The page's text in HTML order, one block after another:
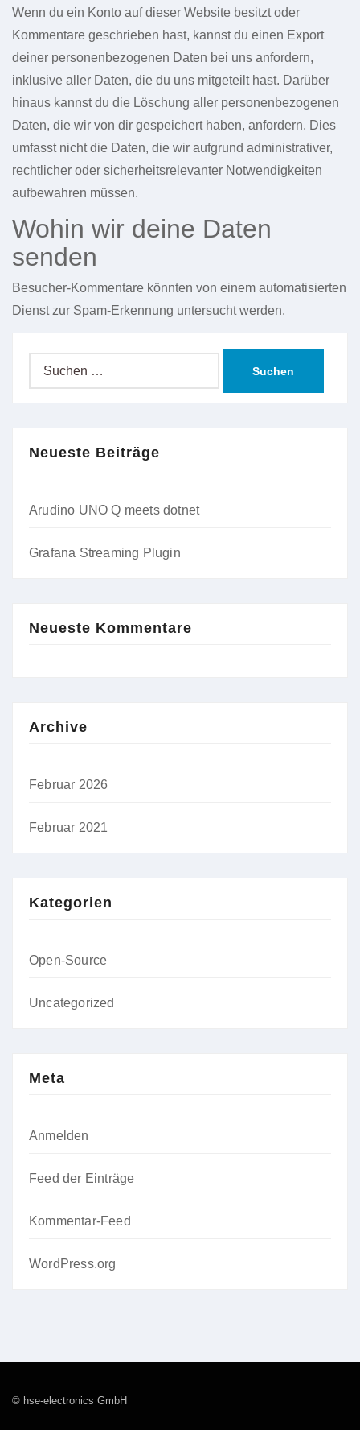
Wenn du ein Konto auf dieser Website besitzt oder
Kommentare geschrieben hast, kannst du einen Export
deiner personenbezogenen Daten bei uns anfordern,
inklusive aller Daten, die du uns mitgeteilt hast. Darüber
hinaus kannst du die Löschung aller personenbezogenen
Daten, die wir von dir gespeichert haben, anfordern. Dies
umfasst nicht die Daten, die wir aufgrund administrativer,
rechtlicher oder sicherheitsrelevanter Notwendigkeiten
aufbewahren müssen.
Wohin wir deine Daten
senden
Besucher-Kommentare könnten von einem automatisierten
Dienst zur Spam-Erkennung untersucht werden.
Suche
nach:
Neueste Beiträge
Arudino UNO Q meets dotnet
Grafana Streaming Plugin
Neueste Kommentare
Archive
Februar 2026
Februar 2021
Kategorien
Open-Source
Uncategorized
Meta
Anmelden
Feed der Einträge
Kommentar-Feed
WordPress.org
© hse-electronics GmbH